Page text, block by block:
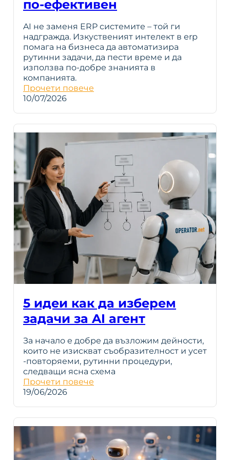
по-ефективен
AI не заменя ERP системите – той ги
надгражда. Изкуственият интелект в erp
помага на бизнеса да автоматизира
рутинни задачи, да пести време и да
използва по-добре знанията в
компанията.
Прочети повече
10/07/2026
5 идеи как да изберем
задачи за AI агент
За начало е добре да възложим дейности,
които не изискват съобразителност и усет
-повторяеми, рутинни процедури,
следващи ясна схема
Прочети повече
19/06/2026